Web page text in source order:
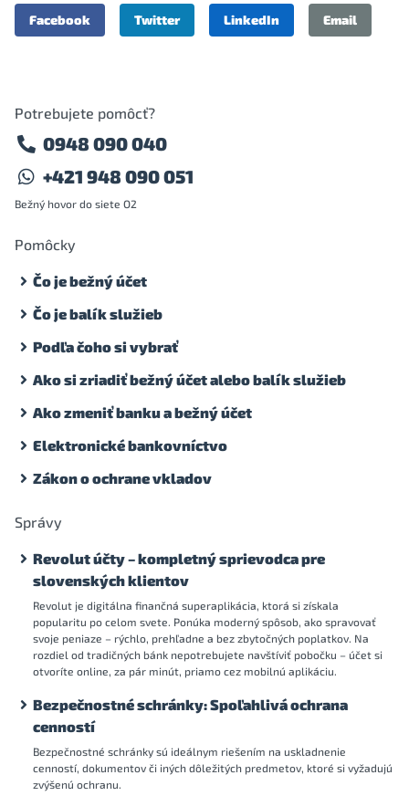
Facebook Twitter LinkedIn Email
Potrebujete pomôcť?
0948 090 040
+421 948 090 051
Bežný hovor do siete O2
Pomôcky
Čo je bežný účet
Čo je balík služieb
Podľa čoho si vybrať
Ako si zriadiť bežný účet alebo balík služieb
Ako zmeniť banku a bežný účet
Elektronické bankovníctvo
Zákon o ochrane vkladov
Správy
Revolut účty – kompletný sprievodca pre
slovenských klientov
Revolut je digitálna finančná superaplikácia, ktorá si získala
popularitu po celom svete. Ponúka moderný spôsob, ako spravovať
svoje peniaze – rýchlo, prehľadne a bez zbytočných poplatkov. Na
rozdiel od tradičných bánk nepotrebujete navštíviť pobočku – účet si
otvoríte online, za pár minút, priamo cez mobilnú aplikáciu.
Bezpečnostné schránky: Spoľahlivá ochrana
cenností
Bezpečnostné schránky sú ideálnym riešením na uskladnenie
cenností, dokumentov či iných dôležitých predmetov, ktoré si vyžadujú
zvýšenú ochranu.